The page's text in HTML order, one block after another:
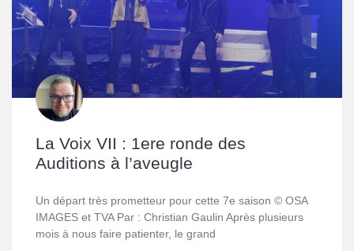
La Voix VII : 1ere ronde des
Auditions à l’aveugle
Un départ très prometteur pour cette 7e saison © OSA
IMAGES et TVA Par : Christian Gaulin Après plusieurs
mois à nous faire patienter, le grand